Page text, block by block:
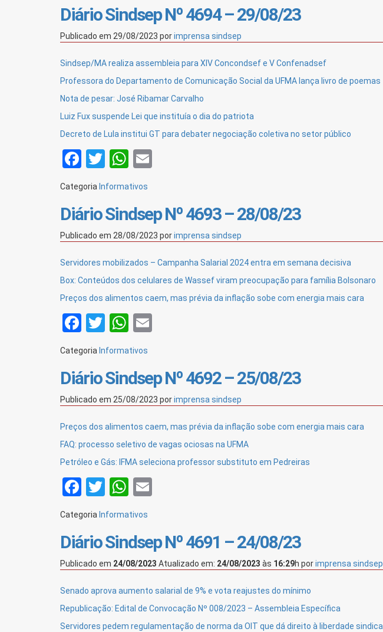
Diário Sindsep Nº 4694 – 29/08/23
Publicado em 29/08/2023 porimprensa sindsep
Sindsep/MA realiza assembleia para XIV Concondsef e V Confenadsef
Professora do Departamento de Comunicação Social da UFMA lança livro de poemas
Nota de pesar: José Ribamar Carvalho
Luiz Fux suspende Lei que instituía o dia do patriota
Decreto de Lula institui GT para debater negociação coletiva no setor público
Facebook
TwitterWhatsApp
Categoria Informativos
Diário Sindsep Nº 4693 – 28/08/23
Publicado em 28/08/2023 porimprensa sindsep
Servidores mobilizados – Campanha Salarial 2024 entra em semana decisiva
Box: Conteúdos dos celulares de Wassef viram preocupação para família Bolsonaro
Preços dos alimentos caem, mas prévia da inflação sobe com energia mais cara
Facebook
TwitterWhatsApp
Categoria Informativos
Diário Sindsep Nº 4692 – 25/08/23
Publicado em 25/08/2023 porimprensa sindsep
Preços dos alimentos caem, mas prévia da inflação sobe com energia mais cara
FAQ: processo seletivo de vagas ociosas na UFMA
Petróleo e Gás: IFMA seleciona professor substituto em Pedreiras
Facebook
TwitterWhatsApp
Categoria Informativos
Diário Sindsep Nº 4691 – 24/08/23
Publicado em 24/08/2023 Atualizado em: 24/08/2023 às 16:29h porimprensa sindsep
Senado aprova aumento salarial de 9% e vota reajustes do mínimo
Republicação: Edital de Convocação Nº 008/2023 – Assembleia Específica
Servidores pedem regulamentação de norma da OIT que dá direito à liberdade sindical